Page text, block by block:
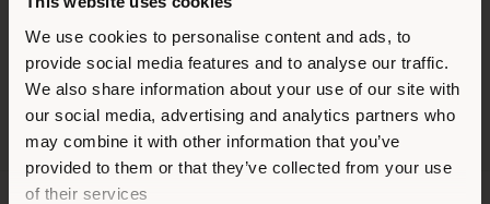
We use cookies to personalise content and ads, to
provide social media features and to analyse our traffic.
We also share information about your use of our site with
our social media, advertising and analytics partners who
may combine it with other information that you’ve
provided to them or that they’ve collected from your use
of their services
EINEN TERMIN ANFRAGEN
Sie browsen in einem anderen
Land als Ihrem Standort. Wir
empfehlen Ihnen, sich richtig
zu orientieren, um Einkäufe
tätigen zu können. (us)